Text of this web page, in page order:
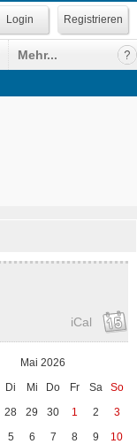
Registrieren
Mehr...
iCal
Mai 2026
Di Mi Do Fr Sa
So
28 29 30 1 2
3
5 6 7 8 9
10